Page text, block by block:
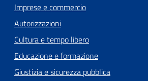
Imprese e commercio
Autorizzazioni
Cultura e tempo libero
Educazione e formazione
Giustizia e sicurezza pubblica